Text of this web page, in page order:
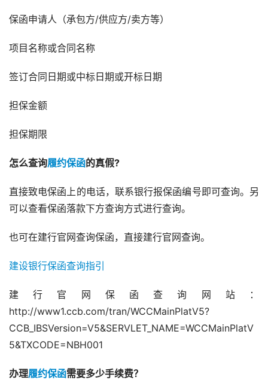
保函申请人（承包方/供应方/卖方等）
项目名称或合同名称
签订合同日期或中标日期或开标日期
担保金额
担保期限
怎么查询履约保函的真假?
直接致电保函上的电话，联系银行报保函编号即可查询。另
可以查看保函落款下方查询方式进行查询。
也可在建行官网查询保函，直接建行官网查询。
建设银行保函查询指引
建行官网保函查询网站：
http://www1.ccb.com/tran/WCCMainPlatV5?
CCB_IBSVersion=V5&SERVLET_NAME=WCCMainPlatV
5&TXCODE=NBH001
办理履约保函需要多少手续费？